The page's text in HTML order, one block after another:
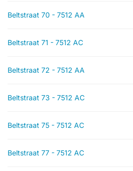
Beltstraat 70 - 7512 AA
Beltstraat 71 - 7512 AC
Beltstraat 72 - 7512 AA
Beltstraat 73 - 7512 AC
Beltstraat 75 - 7512 AC
Beltstraat 77 - 7512 AC